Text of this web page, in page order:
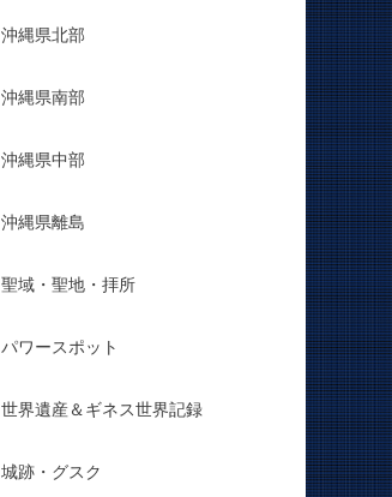
沖縄県北部
沖縄県南部
沖縄県中部
沖縄県離島
聖域・聖地・拝所
パワースポット
世界遺産＆ギネス世界記録
城跡・グスク